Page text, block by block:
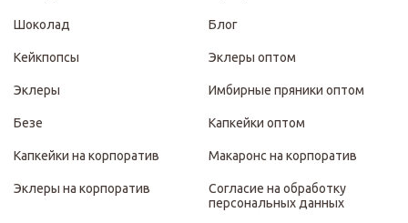
Шоколад
Кейкпопсы
Эклеры
Безе
Капкейки на корпоратив
Эклеры на корпоратив
Блог
Эклеры оптом
Имбирные пряники оптом
Капкейки оптом
Макаронс на корпоратив
Согласие на обработку
персональных данных